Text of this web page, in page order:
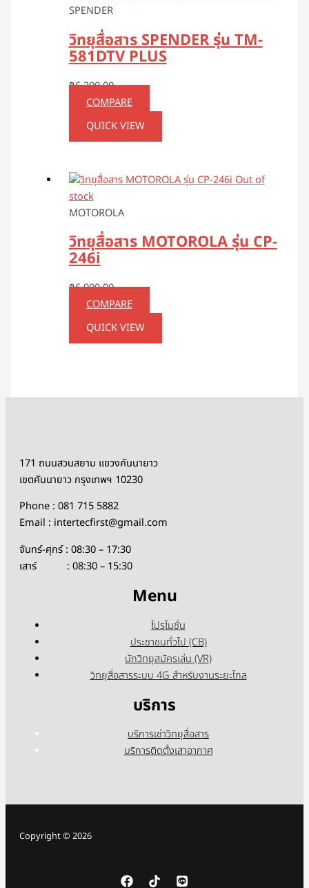
SPENDER
วิทยุสื่อสาร SPENDER รุ่น TM-
581DTV PLUS
฿6,200.00
COMPARE
QUICK VIEW
Out of
stock
MOTOROLA
วิทยุสื่อสาร MOTOROLA รุ่น CP-
246i
฿6,900.00
COMPARE
QUICK VIEW
171 ถนนสวนสยาม แขวงคันนายาว
เขตคันนายาว กรุงเทพฯ 10230
Phone : 081 715 5882
Email : intertecfirst@gmail.com
จันทร์-ศุกร์ : 08:30 – 17:30
เสาร์ : 08:30 – 15:30
Menu
โปรโมชั่น
ประชาชนทั่วไป (CB)
นักวิทยุสมัครเล่น (VR)
วิทยุสื่อสารระบบ 4G สำหรับงานระยะไกล
บริการ
บริการเช่าวิทยุสื่อสาร
บริการติดตั้งเสาอากาศ
Copyright © 2026